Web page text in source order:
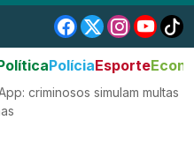
PolíciaEsporte
criminosos simulam multas